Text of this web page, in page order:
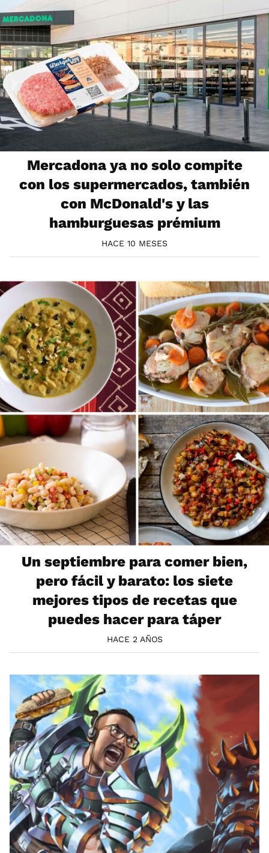
Mercadona ya no solo compite
con los supermercados, también
con McDonald's y las
hamburguesas prémium
HACE 10 MESES
Un septiembre para comer bien,
pero fácil y barato: los siete
mejores tipos de recetas que
puedes hacer para táper
HACE 2 AÑOS